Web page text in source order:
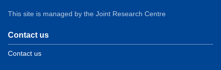
This site is managed by the Joint Research Centre
Contact us
Contact us